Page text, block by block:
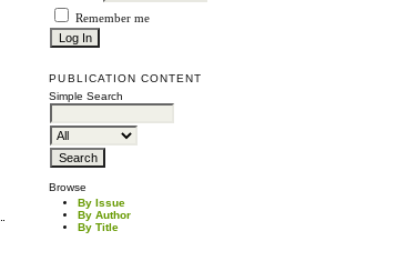
Remember me
PUBLICATION CONTENT
Simple Search
Browse
By Issue
By Author
By Title